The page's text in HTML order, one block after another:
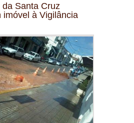
Santa Cruz
imóvel à Vigilância